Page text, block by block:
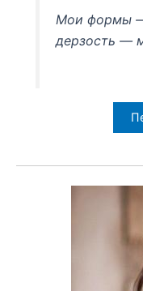
Мои формы —
дерзость —